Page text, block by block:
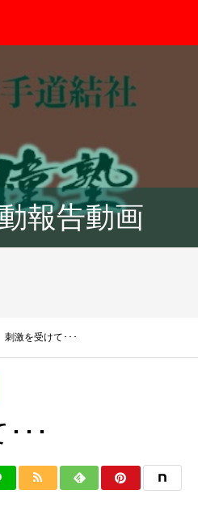
報告動画
刺激を受けて･･･
･･